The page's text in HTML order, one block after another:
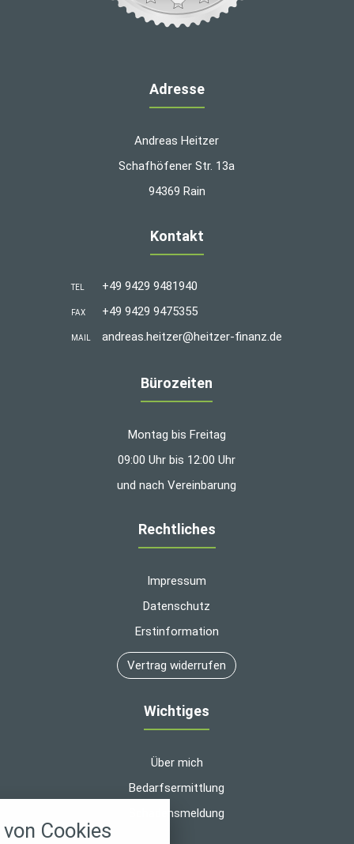
Adresse
Andreas Heitzer
Schafhöfener Str. 13a
94369 Rain
Kontakt
TEL +49 9429 9481940
FAX +49 9429 9475355
MAIL andreas.heitzer@heitzer-finanz.de
Bürozeiten
Montag bis Freitag
09:00 Uhr bis 12:00 Uhr
und nach Vereinbarung
Rechtliches
Impressum
Datenschutz
Erstinformation
Vertrag widerrufen
Wichtiges
Über mich
Bedarfsermittlung
Schadensmeldung
Cookies
alle verwendeten Cookies und